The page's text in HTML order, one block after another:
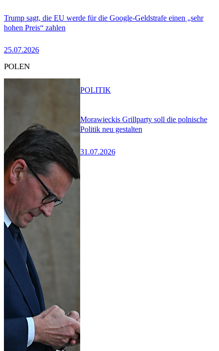
Trump sagt, die EU werde für die Google-Geldstrafe einen „sehr
hohen Preis“ zahlen
25.07.2026
POLEN
Morawieckis Grillparty soll die polnische
Politik neu gestalten
31.07.2026
POLITIK